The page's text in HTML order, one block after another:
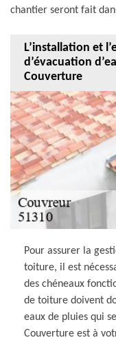
chantier seront fait
L’installation et
d’évacuation
Couverture
Pour assurer la
toiture, il est
des chéneaux
de toiture doivent
eaux de pluies qui
Couverture est à